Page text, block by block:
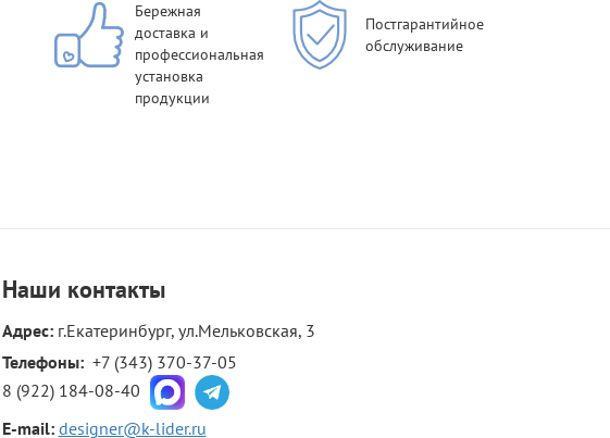
Бережная
доставка и
профессиональная
установка
продукции
Постгарантийное
обслуживание
Наши контакты
Адрес: г.Екатеринбург, ул.Мельковская, 3
Телефоны: +7 (343) 370-37-05
8 (922) 184-08-40
E-mail: designer@k-lider.ru